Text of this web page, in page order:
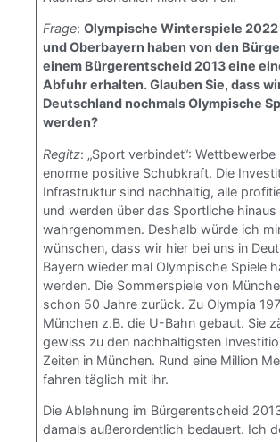
Frage:Olympische Winterspiele 2022
und Oberbayern haben von den
einem Bürgerentscheid 2013 eine
Abfuhr erhalten. Glauben Sie, dass
Deutschland nochmals Olympische
werden?
Regitz: „Sport verbindet“: Wettbewerbe
enorme positive Schubkraft. Die
Infrastruktur sind nachhaltig, alle
und werden über das Sportliche
wahrgenommen. Deshalb würde ich
wünschen, dass wir hier bei uns in
Bayern wieder mal Olympische Spiele
werden. Die Sommerspiele von
schon 50 Jahre zurück. Zu Olympia
München z.B. die U-Bahn gebaut. Sie
gewiss zu den nachhaltigsten
Zeiten in München. Rund eine Million
fahren täglich mit ihr.
Die Ablehnung im Bürgerentscheid
damals außerordentlich bedauert. Ich